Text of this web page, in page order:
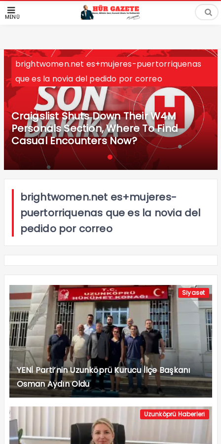
MENÜ
brightwomen.net es+mujeres-puertorriquenas
que es la novia del pedido por correo
Craigslist Shuts Down Their W4M
Personals Section, Where To Find
Casual Encounters Now?
brightwomen.net es+mujeres-
puertorriquenas que es la novia del
pedido por correo
Siyaset
YENİ Parti’nin Uzunköprü Kurucu İlçe Başkanı
Osman Aydın Oldu
Uzunköprü Haberleri